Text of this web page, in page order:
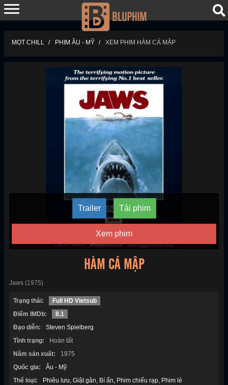
MỌT CHILL PHIM ÂU - MỸ XEM PHIM HÀM CÁ MẬP
Trailer Tải phim
Xem phim
HÀM CÁ MẬP
Jaws (1975)
Trạng thái:
Full HD Vietsub
Điểm IMDb:
8.1
Đạo diễn:
Steven Spielberg
Tình trạng:
Hoàn tất
Năm sản xuất:
1975
Quốc gia:
Âu - Mỹ
Thể loại:
Phiêu lưu Giật gân Bí ẩn Phim chiếu rạp Phim lẻ